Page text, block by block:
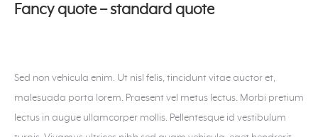
Fancy quote – standard quote
Sed non vehicula enim. Ut nisl felis, tincidunt vitae auctor et,
malesuada porta lorem. Praesent vel metus lectus. Morbi pretium
lectus in augue ullamcorper mollis. Pellentesque id vestibulum